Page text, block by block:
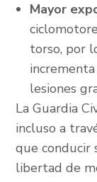
Mayor
torso, por
lesiones
La Guardia
incluso a
que conducir
libertad de